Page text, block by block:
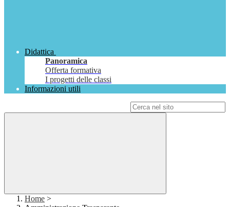
Didattica
Panoramica
Offerta formativa
I progetti delle classi
Informazioni utili
Home >